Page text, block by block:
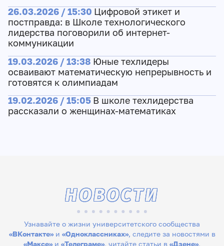
26.03.2026 / 15:30 Цифровой этикет и
постправда: в Школе технологического
лидерства поговорили об интернет-
коммуникации
19.03.2026 / 13:38 Юные техлидеры
осваивают математическую непрерывность и
готовятся к олимпиадам
19.02.2026 / 15:05 В школе техлидерства
рассказали о женщинах-математиках
Узнавайте о жизни университетского сообщества
«ВКонтакте»и «Одноклассниках», следите за новостями в
«Максе» и «Телеграме», читайте статьи в «Дзене»,
НОВОСТИ